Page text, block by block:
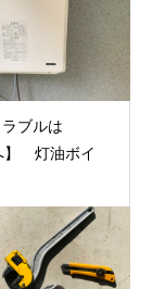
ラブルは
】 灯油ボイ